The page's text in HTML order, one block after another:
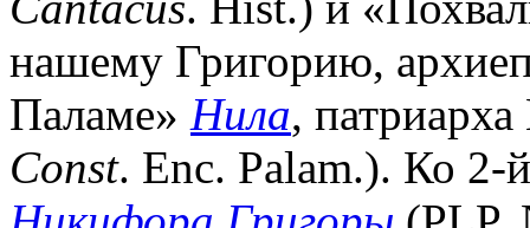
нашему Григорию,
Паламе» Нила,
Const. Enc. Palam.). Ко 2-